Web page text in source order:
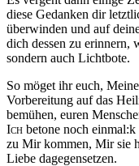
diese Gedanken dir
überwinden und auf
dich dessen zu erinnern,
sondern auch Lichtbote.
So möget ihr euch,
Vorbereitung auf das
bemühen, euren
Ich betone noch einmal:k
zu Mir kommen, Mir sie
Liebe dagegensetzen.